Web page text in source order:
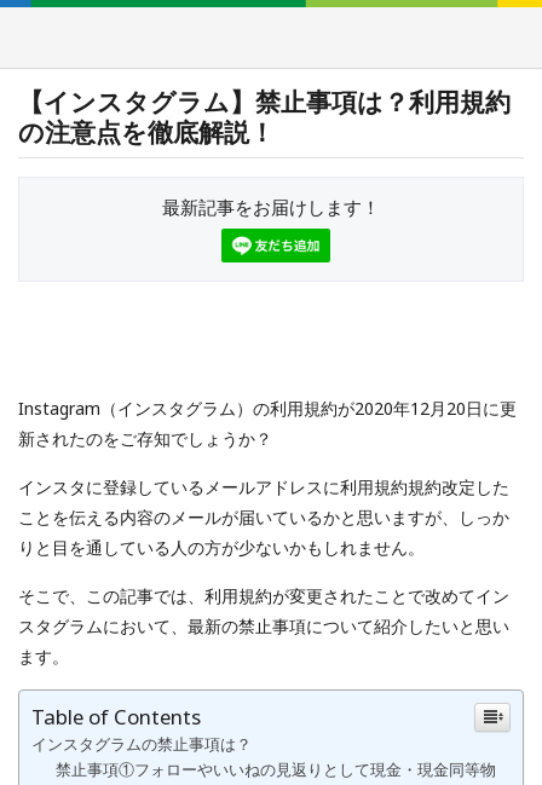
【インスタグラム】禁止事項は？利用規約
の注意点を徹底解説！
最新記事をお届けします！
Instagram（インスタグラム）の利用規約が2020年12月20日に更
新されたのをご存知でしょうか？
インスタに登録しているメールアドレスに利用規約規約改定した
ことを伝える内容のメールが届いているかと思いますが、しっか
りと目を通している人の方が少ないかもしれません。
そこで、この記事では、利用規約が変更されたことで改めてイン
スタグラムにおいて、最新の禁止事項について紹介したいと思い
ます。
Table of Contents
インスタグラムの禁止事項は？
禁止事項①フォローやいいねの見返りとして現金・現金同等物